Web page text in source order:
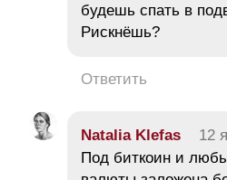
будешь спать в
Рискнёшь?
Ответить
Natalia Klefas 12
Под биткоин и